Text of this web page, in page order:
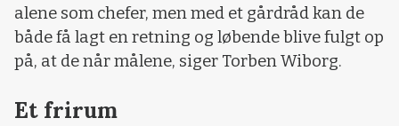
alene som chefer, men med et gårdråd kan de
både få lagt en retning og løbende blive fulgt op
på, at de når målene, siger Torben Wiborg.
Et frirum